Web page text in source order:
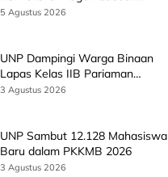
Batingkok Limapuluh Kota
5 Agustus 2026
UNP Dampingi Warga Binaan
Lapas Kelas IIB Pariaman
Kembangkan Produk Kreatif
3 Agustus 2026
UNP Sambut 12.128 Mahasiswa
Baru dalam PKKMB 2026
3 Agustus 2026